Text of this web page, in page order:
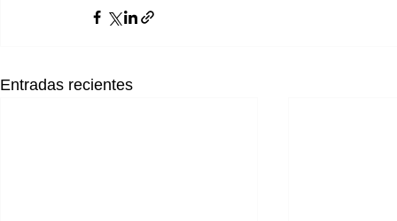
Entradas recientes